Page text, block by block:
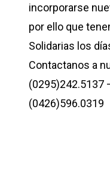
incorporarse
por ello que
Solidarias los
Contactanos a
(0295)242.5137
(0426)596.0319